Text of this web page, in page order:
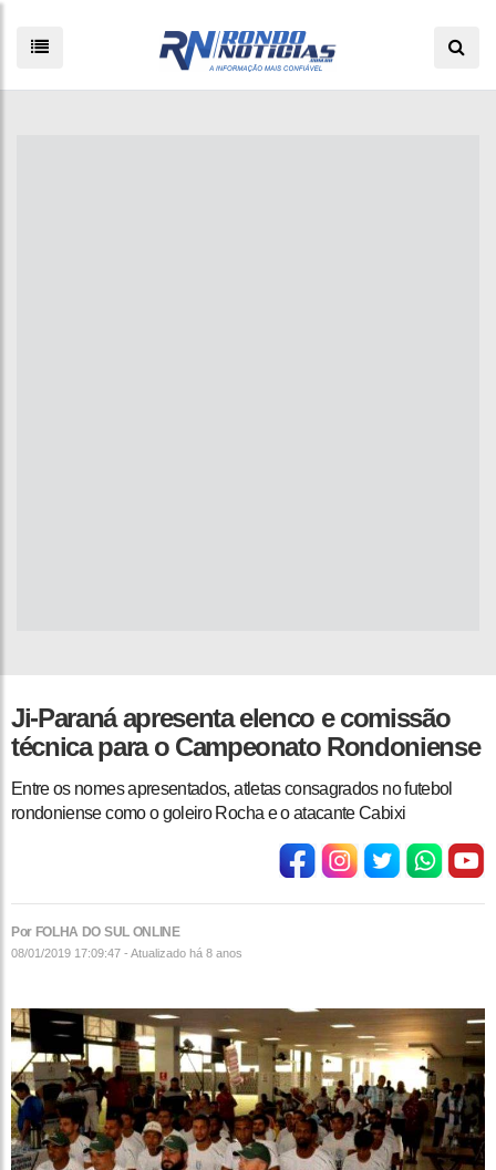
Ji-Paraná apresenta elenco e comissão
técnica para o Campeonato Rondoniense
Entre os nomes apresentados, atletas consagrados no futebol
rondoniense como o goleiro Rocha e o atacante Cabixi
Por FOLHA DO SUL ONLINE
08/01/2019 17:09:47 - Atualizado há 8 anos